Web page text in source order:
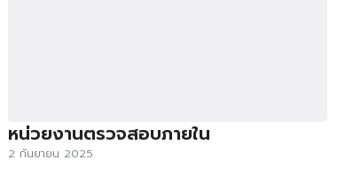
หน่วยงานตรวจสอบภายใน
2 กันยายน 2025